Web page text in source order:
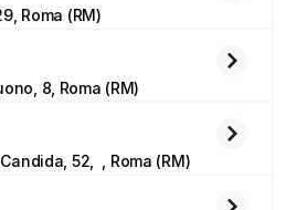
Roma (RM)
8, Roma (RM)
52,  , Roma (RM)